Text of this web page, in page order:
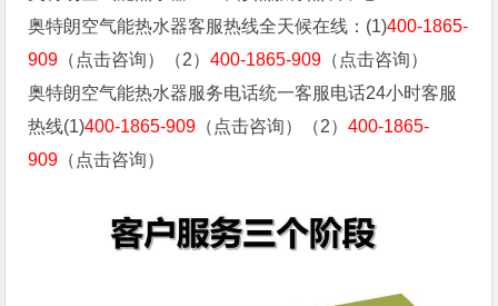
奥特朗空气能热水器客服热线全天候在线：(1)400-1865-
909 （点击咨询）（2）400-1865-909 （点击咨询）
奥特朗空气能热水器服务电话统一客服电话24小时客服
热线(1)400-1865-909 （点击咨询）（2）400-1865-
909 （点击咨询）